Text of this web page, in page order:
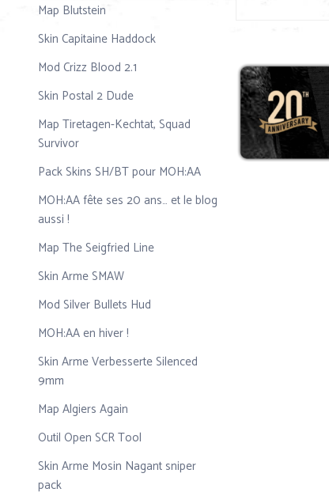
Map Blutstein
Skin Capitaine Haddock
Mod Crizz Blood 2.1
Skin Postal 2 Dude
Map Tiretagen-Kechtat, Squad
Survivor
Pack Skins SH/BT pour MOH:AA
MOH:AA fête ses 20 ans… et le blog
aussi !
Map The Seigfried Line
Skin Arme SMAW
Mod Silver Bullets Hud
MOH:AA en hiver !
Skin Arme Verbesserte Silenced
9mm
Map Algiers Again
Outil Open SCR Tool
Skin Arme Mosin Nagant sniper
pack